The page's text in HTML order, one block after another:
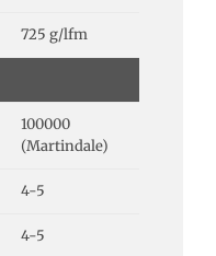
725 g/lfm
100000
(Martindale)
4-5
4-5